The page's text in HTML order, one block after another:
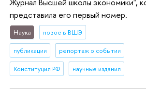
представила его первый номер.
Наука новое в ВШЭ
публикации репортаж о событии
Конституция РФ научные издания